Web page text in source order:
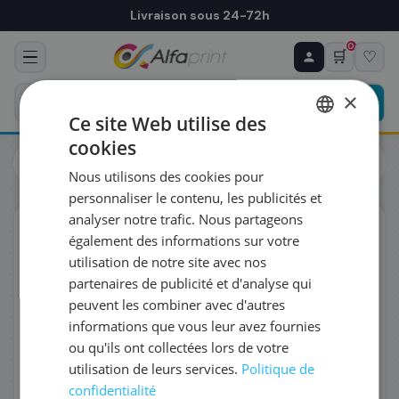
Livraison sous 24-72h
🛒
0
♡
Cartouches
Epson
haute capacité, 5 000 pages
ORIGINAL
♻ COMMANDE RÉCURRENTE
Prévoyez & économisez
Programmez votre prochain achat — notre équipe
vous prépare un devis personnalisé
RÉFÉRENCE DU PRODUIT
FRÉQUENCE
QUANTITÉ PAR LIVRAISON
DATE DE PREMIÈRE LIVRAISON SOUHAITÉE
×
Ce site Web utilise des
cookies
Nous utilisons des cookies pour
personnaliser le contenu, les publicités et
analyser notre trafic. Nous partageons
également des informations sur votre
utilisation de notre site avec nos
partenaires de publicité et d'analyse qui
peuvent les combiner avec d'autres
informations que vous leur avez fournies
ou qu'ils ont collectées lors de votre
utilisation de leurs services. Politique de
confidentialité